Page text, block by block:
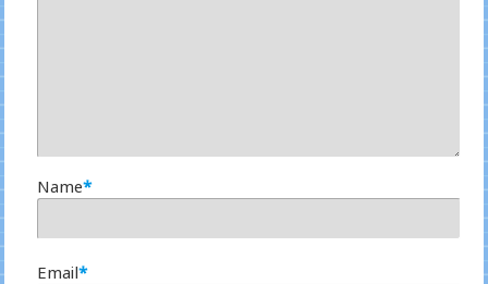
Name*
Email*